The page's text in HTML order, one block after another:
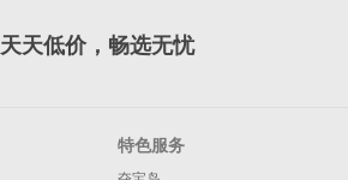
天天低价，畅选无忧
特色服务